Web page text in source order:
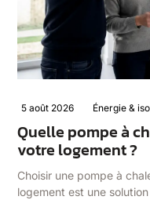
5 août 2026 Énergie &
Quelle pompe à
votre logement ?
Choisir une pompe à
logement est une